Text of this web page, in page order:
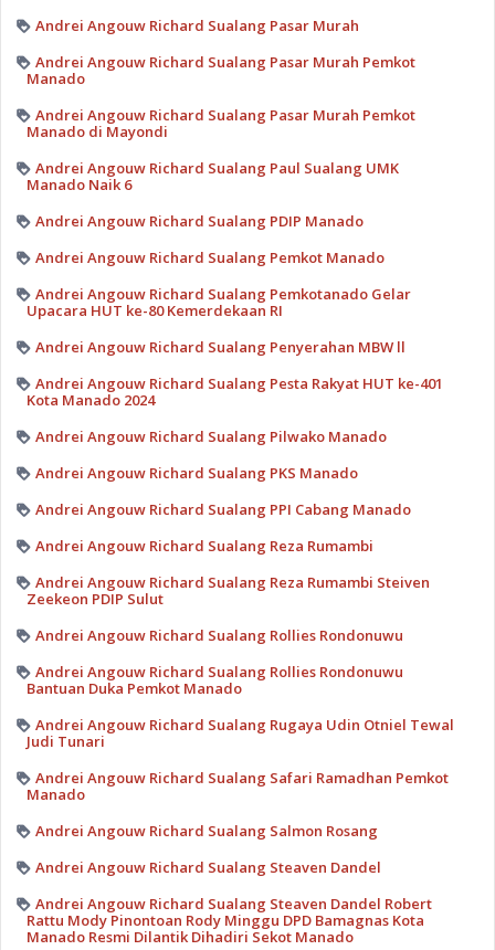
Andrei Angouw Richard Sualang Pasar Murah
Andrei Angouw Richard Sualang Pasar Murah Pemkot
Manado
Andrei Angouw Richard Sualang Pasar Murah Pemkot
Manado di Mayondi
Andrei Angouw Richard Sualang Paul Sualang UMK
Manado Naik 6
Andrei Angouw Richard Sualang PDIP Manado
Andrei Angouw Richard Sualang Pemkot Manado
Andrei Angouw Richard Sualang Pemkotanado Gelar
Upacara HUT ke-80 Kemerdekaan RI
Andrei Angouw Richard Sualang Penyerahan MBW ll
Andrei Angouw Richard Sualang Pesta Rakyat HUT ke-401
Kota Manado 2024
Andrei Angouw Richard Sualang Pilwako Manado
Andrei Angouw Richard Sualang PKS Manado
Andrei Angouw Richard Sualang PPI Cabang Manado
Andrei Angouw Richard Sualang Reza Rumambi
Andrei Angouw Richard Sualang Reza Rumambi Steiven
Zeekeon PDIP Sulut
Andrei Angouw Richard Sualang Rollies Rondonuwu
Andrei Angouw Richard Sualang Rollies Rondonuwu
Bantuan Duka Pemkot Manado
Andrei Angouw Richard Sualang Rugaya Udin Otniel Tewal
Judi Tunari
Andrei Angouw Richard Sualang Safari Ramadhan Pemkot
Manado
Andrei Angouw Richard Sualang Salmon Rosang
Andrei Angouw Richard Sualang Steaven Dandel
Andrei Angouw Richard Sualang Steaven Dandel Robert
Rattu Mody Pinontoan Rody Minggu DPD Bamagnas Kota
Manado Resmi Dilantik Dihadiri Sekot Manado